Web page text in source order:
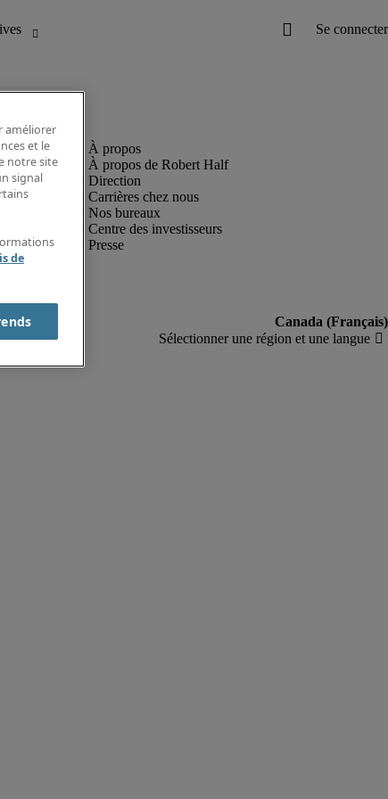
À propos de Robert Half
Direction
Carrières chez nous
Nos bureaux
Centre des investisseurs
Presse
améliorer
et le
notre site
signal
de